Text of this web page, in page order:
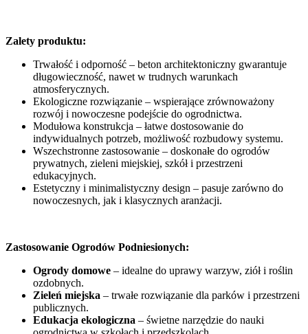
Zalety produktu:
Trwałość i odporność – beton architektoniczny gwarantuje
długowieczność, nawet w trudnych warunkach
atmosferycznych.
Ekologiczne rozwiązanie – wspierające zrównoważony
rozwój i nowoczesne podejście do ogrodnictwa.
Modułowa konstrukcja – łatwe dostosowanie do
indywidualnych potrzeb, możliwość rozbudowy systemu.
Wszechstronne zastosowanie – doskonałe do ogrodów
prywatnych, zieleni miejskiej, szkół i przestrzeni
edukacyjnych.
Estetyczny i minimalistyczny design – pasuje zarówno do
nowoczesnych, jak i klasycznych aranżacji.
Zastosowanie Ogrodów Podniesionych:
Ogrody domowe – idealne do uprawy warzyw, ziół i roślin
ozdobnych.
Zieleń miejska – trwałe rozwiązanie dla parków i przestrzeni
publicznych.
Edukacja ekologiczna – świetne narzędzie do nauki